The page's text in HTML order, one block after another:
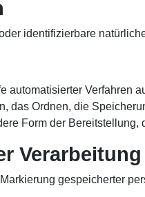
identifizierbare
automatisierter Verfahren
das Ordnen, die
Form der
Verarbeitung
gespeicherter